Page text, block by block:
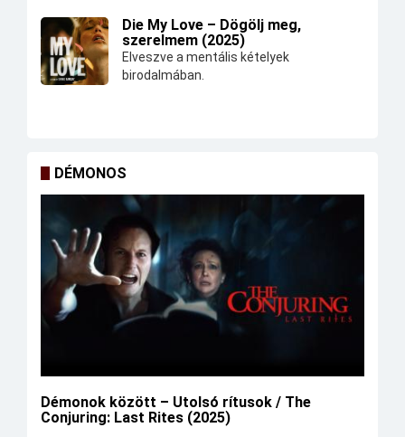
Die My Love – Dögölj meg,
szerelmem (2025)
Elveszve a mentális kételyek
birodalmában.
DÉMONOS
Démonok között – Utolsó rítusok / The
Conjuring: Last Rites (2025)